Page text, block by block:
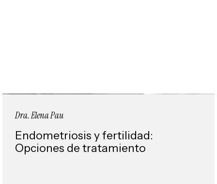
Dra. Elena Pau
Endometriosis y fertilidad:
Opciones de tratamiento